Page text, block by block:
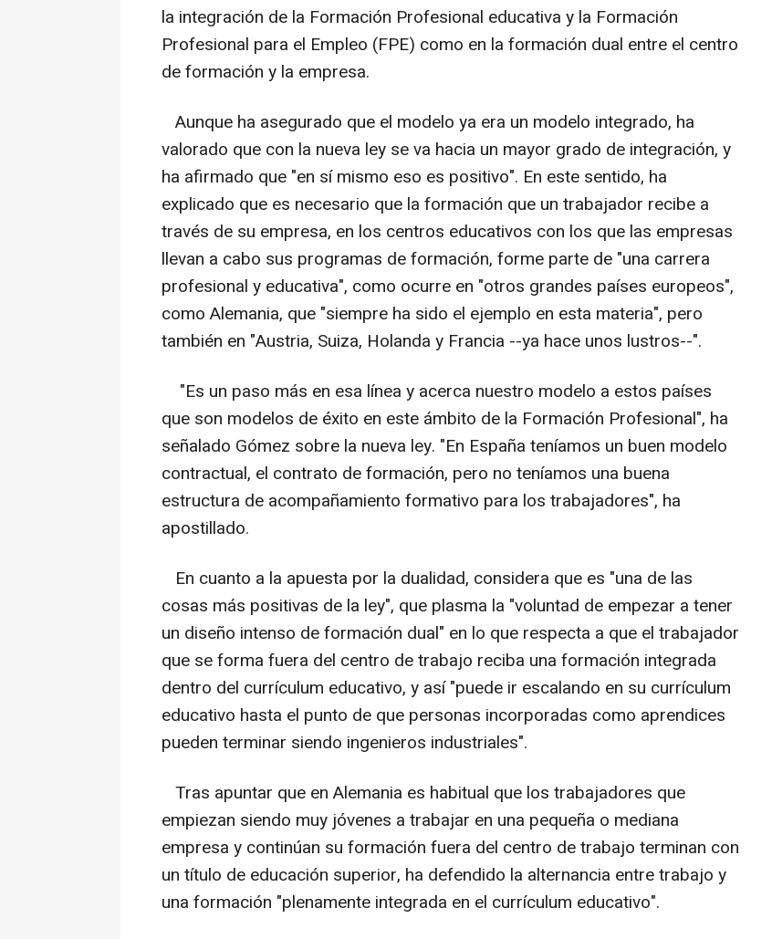
la integración de la Formación Profesional educativa y la Formación
Profesional para el Empleo (FPE) como en la formación dual entre el centro
de formación y la empresa.
Aunque ha asegurado que el modelo ya era un modelo integrado, ha
valorado que con la nueva ley se va hacia un mayor grado de integración, y
ha afirmado que "en sí mismo eso es positivo". En este sentido, ha
explicado que es necesario que la formación que un trabajador recibe a
través de su empresa, en los centros educativos con los que las empresas
llevan a cabo sus programas de formación, forme parte de "una carrera
profesional y educativa", como ocurre en "otros grandes países europeos",
como Alemania, que "siempre ha sido el ejemplo en esta materia", pero
también en "Austria, Suiza, Holanda y Francia --ya hace unos lustros--".
"Es un paso más en esa línea y acerca nuestro modelo a estos países
que son modelos de éxito en este ámbito de la Formación Profesional", ha
señalado Gómez sobre la nueva ley. "En España teníamos un buen modelo
contractual, el contrato de formación, pero no teníamos una buena
estructura de acompañamiento formativo para los trabajadores", ha
apostillado.
En cuanto a la apuesta por la dualidad, considera que es "una de las
cosas más positivas de la ley", que plasma la "voluntad de empezar a tener
un diseño intenso de formación dual" en lo que respecta a que el trabajador
que se forma fuera del centro de trabajo reciba una formación integrada
dentro del currículum educativo, y así "puede ir escalando en su currículum
educativo hasta el punto de que personas incorporadas como aprendices
pueden terminar siendo ingenieros industriales".
Tras apuntar que en Alemania es habitual que los trabajadores que
empiezan siendo muy jóvenes a trabajar en una pequeña o mediana
empresa y continúan su formación fuera del centro de trabajo terminan con
un título de educación superior, ha defendido la alternancia entre trabajo y
una formación "plenamente integrada en el currículum educativo".